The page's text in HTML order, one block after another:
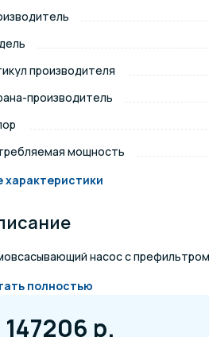
материалы
производителя
производитель
мощность
характеристики
насос с
полностью
147206 р.